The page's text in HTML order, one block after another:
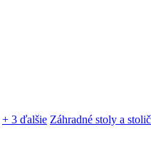
+ 3 ďalšie Záhradné stoly a